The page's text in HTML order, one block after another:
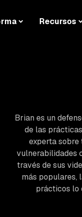
Recursos
Brian es un
de las
experta sobre
vulnerabilidades
través de sus
más populares,
prácticos lo